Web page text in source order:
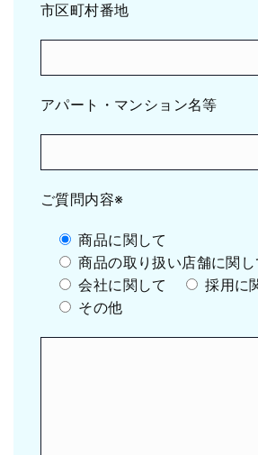
市区町村番地
アパート・マンション名等
ご質問内容※
商品に関して
商品の取り扱い店舗に関し
会社に関して
採用に
その他